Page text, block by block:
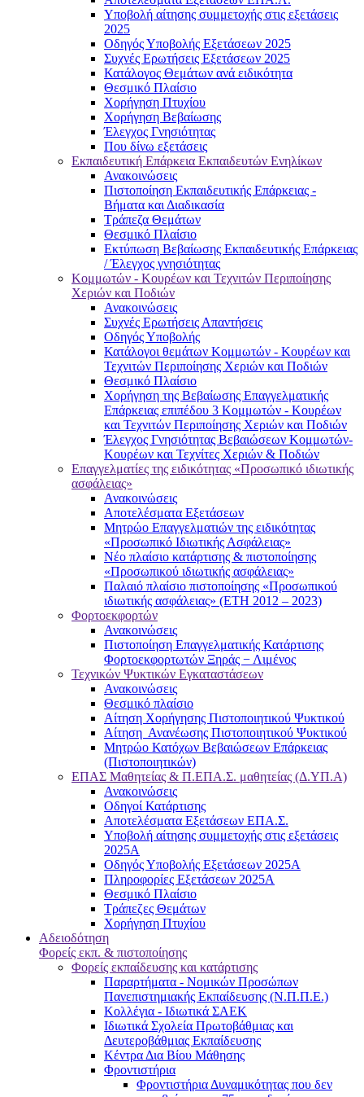
Υποβολή αίτησης συμμετοχής στις εξετάσεις
2025
Οδηγός Υποβολής Εξετάσεων 2025
Συχνές Ερωτήσεις Εξετάσεων 2025
Κατάλογος Θεμάτων ανά ειδικότητα
Θεσμικό Πλαίσιο
Χορήγηση Πτυχίου
Χορήγηση Βεβαίωσης
Έλεγχος Γνησιότητας
Που δίνω εξετάσεις
Εκπαιδευτική Επάρκεια Εκπαιδευτών Ενηλίκων
Ανακοινώσεις
Πιστοποίηση Εκπαιδευτικής Επάρκειας -
Βήματα και Διαδικασία
Τράπεζα Θεμάτων
Θεσμικό Πλαίσιο
Εκτύπωση Βεβαίωσης Εκπαιδευτικής Επάρκειας
/ Έλεγχος γνησιότητας
Κομμωτών - Κουρέων και Τεχνιτών Περιποίησης
Χεριών και Ποδιών
Ανακοινώσεις
Συχνές Ερωτήσεις Απαντήσεις
Οδηγός Υποβολής
Κατάλογοι θεμάτων Κομμωτών - Κουρέων και
Τεχνιτών Περιποίησης Χεριών και Ποδιών
Θεσμικό Πλαίσιο
Χορήγηση της Βεβαίωσης Επαγγελματικής
Επάρκειας επιπέδου 3 Κομμωτών - Κουρέων
και Τεχνιτών Περιποίησης Χεριών και Ποδιών
Έλεγχος Γνησιότητας Βεβαιώσεων Κομμωτών-
Κουρέων και Τεχνίτες Χεριών & Ποδιών
Επαγγελματίες της ειδικότητας «Προσωπικό ιδιωτικής
ασφάλειας»
Ανακοινώσεις
Αποτελέσματα Εξετάσεων
Μητρώο Επαγγελματιών της ειδικότητας
«Προσωπικό Ιδιωτικής Ασφάλειας»
Νέο πλαίσιο κατάρτισης & πιστοποίησης
«Προσωπικού ιδιωτικής ασφάλειας»
Παλαιό πλαίσιο πιστοποίησης «Προσωπικού
ιδιωτικής ασφάλειας» (ΕΤΗ 2012 – 2023)
Φορτοεκφορτών
Ανακοινώσεις
Πιστοποίηση Επαγγελματικής Κατάρτισης
Φορτοεκφορτωτών Ξηράς − Λιμένος
Τεχνικών Ψυκτικών Εγκαταστάσεων
Ανακοινώσεις
Θεσμικό πλαίσιο
Αίτηση Χορήγησης Πιστοποιητικού Ψυκτικού
Αίτηση Ανανέωσης Πιστοποιητικού Ψυκτικού
Μητρώο Κατόχων Βεβαιώσεων Επάρκειας
(Πιστοποιητικών)
ΕΠΑΣ Μαθητείας & Π.ΕΠΑ.Σ. μαθητείας (Δ.ΥΠ.Α)
Ανακοινώσεις
Oδηγοί Κατάρτισης
Αποτελέσματα Εξετάσεων ΕΠΑ.Σ.
Υποβολή αίτησης συμμετοχής στις εξετάσεις
2025Α
Οδηγός Υποβολής Εξετάσεων 2025A
Πληροφορίες Εξετάσεων 2025Α
Θεσμικό Πλαίσιο
Τράπεζες Θεμάτων
Χορήγηση Πτυχίου
Αδειοδότηση
Φορείς εκπ. & πιστοποίησης
Φορείς εκπαίδευσης και κατάρτισης
Παραρτήματα - Νομικών Προσώπων
Πανεπιστημιακής Εκπαίδευσης (Ν.Π.Π.Ε.)
Κολλέγια - Ιδιωτικά ΣΑΕΚ
Ιδιωτικά Σχολεία Πρωτοβάθμιας και
Δευτεροβάθμιας Εκπαίδευσης
Κέντρα Δια Βίου Μάθησης
Φροντιστήρια
Φροντιστήρια Δυναμικότητας που δεν